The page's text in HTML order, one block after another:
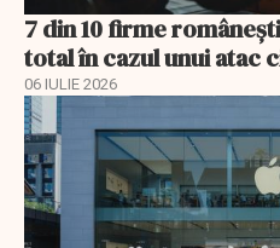
7 din 10 firme
total în cazul unui atac
06 IULIE 2026